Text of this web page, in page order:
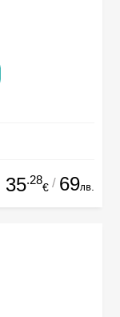
35.28
€ / 69лв.